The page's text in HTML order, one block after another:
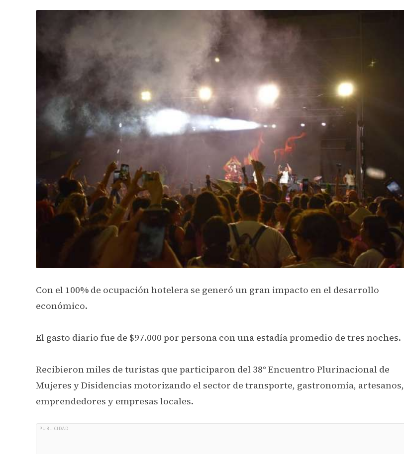
Con el 100% de ocupación hotelera se generó un gran impacto en el desarrollo
económico.
El gasto diario fue de $97.000 por persona con una estadía promedio de tres noches.
Recibieron miles de turistas que participaron del 38° Encuentro Plurinacional de
Mujeres y Disidencias motorizando el sector de transporte, gastronomía, artesanos,
emprendedores y empresas locales.
PUBLICIDAD